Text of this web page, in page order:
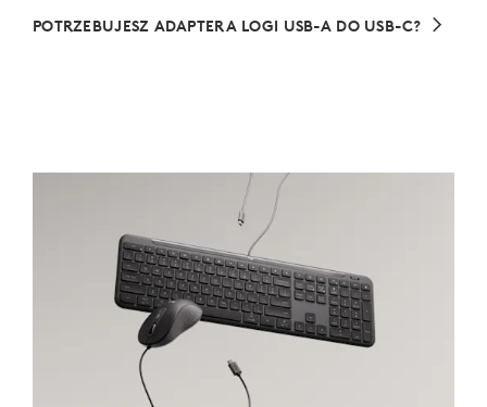
POTRZEBUJESZ ADAPTERA LOGI USB-A DO USB-C?